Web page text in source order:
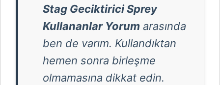
Stag Geciktirici Sprey
Kullananlar Yorum arasında
ben de varım. Kullandıktan
hemen sonra birleşme
olmamasına dikkat edin.